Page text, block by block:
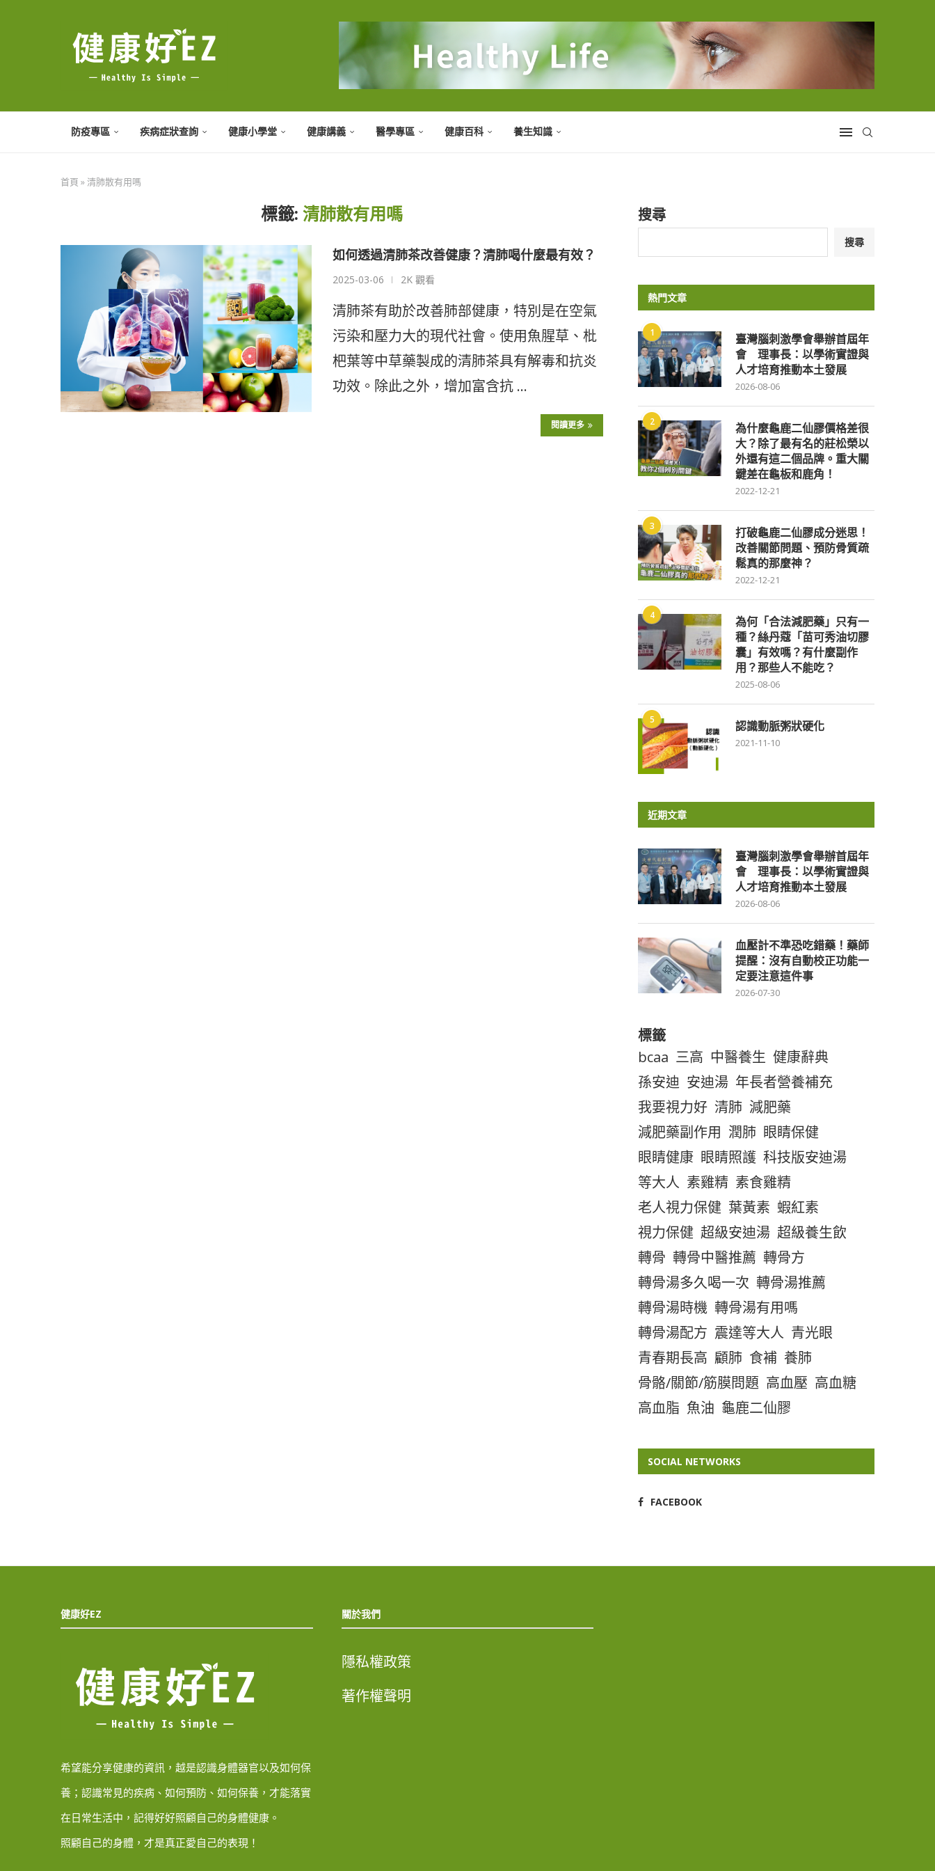
防疫專區 疾病症狀查詢 健康小學堂 健康講義 醫學專區 健康百科 養生知識
首頁 »清肺散有用嗎
標籤: 清肺散有用嗎
如何透過清肺茶改善健康？清肺喝什麼最有效？
2025-03-06 2K 觀看
清肺茶有助於改善肺部健康，特別是在空氣
污染和壓力大的現代社會。使用魚腥草、枇
杷葉等中草藥製成的清肺茶具有解毒和抗炎
功效。除此之外，增加富含抗 …
閱讀更多
搜尋
搜尋
熱門文章
1
臺灣腦刺激學會舉辦首屆年
會 理事長：以學術實證與
人才培育推動本土發展
2026-08-06
2
為什麼龜鹿二仙膠價格差很
大？除了最有名的莊松榮以
外還有這二個品牌。重大關
鍵差在龜板和鹿角！
2022-12-21
3
打破龜鹿二仙膠成分迷思！
改善關節問題、預防骨質疏
鬆真的那麼神？
2022-12-21
4
為何「合法減肥藥」只有一
種？絲丹蔻「苗可秀油切膠
囊」有效嗎？有什麼副作
用？那些人不能吃？
2025-08-06
5 認識動脈粥狀硬化
2021-11-10
近期文章
臺灣腦刺激學會舉辦首屆年
會 理事長：以學術實證與
人才培育推動本土發展
2026-08-06
血壓計不準恐吃錯藥！藥師
提醒：沒有自動校正功能一
定要注意這件事
2026-07-30
標籤
bcaa 三高 中醫養生 健康辭典
孫安迪 安迪湯 年長者營養補充
我要視力好 清肺 減肥藥
減肥藥副作用 潤肺 眼睛保健
眼睛健康 眼睛照護 科技版安迪湯
等大人 素雞精 素食雞精
老人視力保健 葉黃素 蝦紅素
視力保健 超級安迪湯 超級養生飲
轉骨 轉骨中醫推薦 轉骨方
轉骨湯多久喝一次 轉骨湯推薦
轉骨湯時機 轉骨湯有用嗎
轉骨湯配方 震達等大人 青光眼
青春期長高 顧肺 食補 養肺
骨骼/關節/筋膜問題 高血壓 高血糖
高血脂 魚油 龜鹿二仙膠
SOCIAL NETWORKS
FACEBOOK
健康好EZ
希望能分享健康的資訊，越是認識身體器官以及如何保
養；認識常見的疾病、如何預防、如何保養，才能落實
在日常生活中，記得好好照顧自己的身體健康。
照顧自己的身體，才是真正愛自己的表現！
關於我們
隱私權政策
著作權聲明